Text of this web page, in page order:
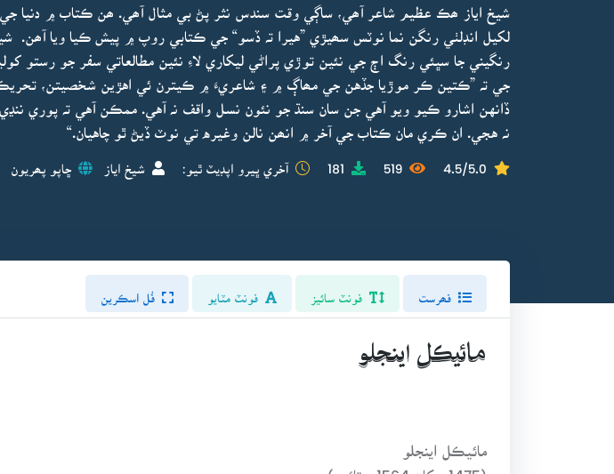
شيخ اياز ھڪ عظيم شاعر آھي، ساڳي وقت سندس نثر پڻ بي مثال آھي. ھن ڪتاب ۾ دنيا
لکيل انڊلٺي رنگن نما نوٽس سھيڙي ”هيرا تہ ڏسو“ جي ڪتابي روپ ۾ پيش ڪيا ويا آھن.
رنگيني جا سڀئي رنگ اڄ جي نئين توڙي پراڻي ليکاري لاءِ نئين مطالعاتي سفر جو رستو
جي تہ ”ڪتين ڪر موڙيا جڏهن جي مھاڳ ۾ ۽ شاعريءَ ۾ ڪيترن ئي اهڙين شخصيتن،
ڏانهن اشارو ڪيو ويو آهي جن سان سنڌ جو نئون نسل واقف نہ آهي. ممڪن آهي تہ پوري
نہ هجي. ان ڪري مان ڪتاب جي آخر ۾ انھن نالن وغيره تي نوٽ ڏيڻ ٿو چاهيان.“
4.5/5.0
519
181 آخري ڀيرو اپڊيٽ ٿيو: شيخ اياز ڇاپو پھريون
فونٽ سائيز فونٽ مٽايو فُل اسڪرين
مائيڪل اينجلو
مائيڪل اينجلو
(1475ع کان 1564ع تائين)